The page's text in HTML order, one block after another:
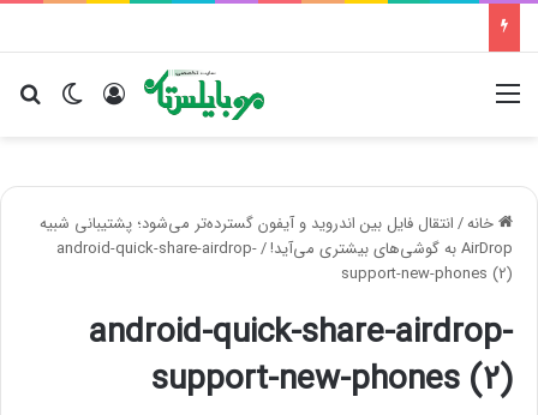
تغییر ورود
خانه/انتقال فایل بین اندروید و آیفون گسترده‌تر می‌شود؛ پشتیبانی شبیه
AirDrop به گوشی‌های بیشتری می‌آید!
/
android-quick-share-airdrop-
support-new-phones (2)
android-quick-share-airdrop-
support-new-phones (2)